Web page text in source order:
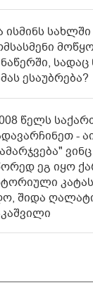
ისმინს
სადაც
ესაუბრება?
წელს
-
ეგ იყო
შიდა